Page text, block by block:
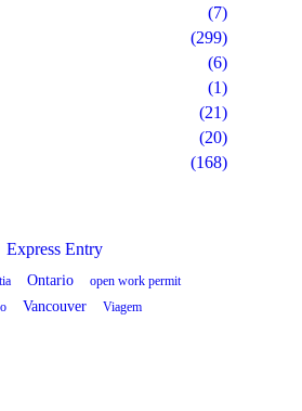
(7)
(299)
(6)
(1)
(21)
(20)
(168)
Express Entry
Ontario open work permit
Vancouver Viagem